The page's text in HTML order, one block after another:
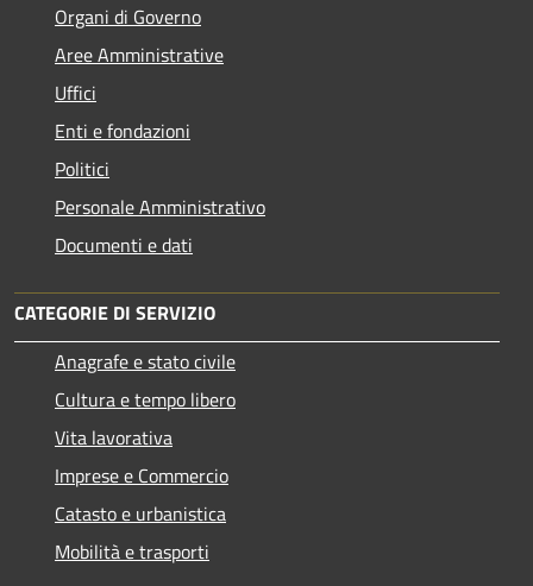
Organi di Governo
Aree Amministrative
Uffici
Enti e fondazioni
Politici
Personale Amministrativo
Documenti e dati
CATEGORIE DI SERVIZIO
Anagrafe e stato civile
Cultura e tempo libero
Vita lavorativa
Imprese e Commercio
Catasto e urbanistica
Mobilità e trasporti